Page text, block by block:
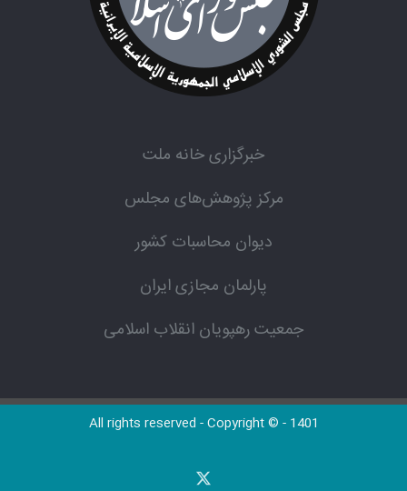
خبرگزاری خانه ملت
مرکز پژوهش‌های مجلس
دیوان محاسبات کشور
پارلمان مجازی ایران
جمعیت رهپویان انقلاب اسلامی
All rights reserved - Copyright © - 1401
X